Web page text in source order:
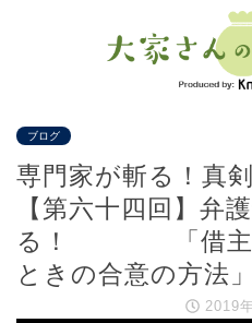
ブログ
専門家が斬る！真
【第六十四回】弁
る！ 「借主が
ときの合意の方法
2019